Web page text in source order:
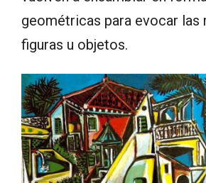
geométricas para evocar las
figuras u objetos.